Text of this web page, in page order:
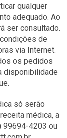
qualquer
adequado. Ao
ser consultado.
de
via Internet.
os pedidos
disponibilidade
só serão
médica, a
99694-4203 ou